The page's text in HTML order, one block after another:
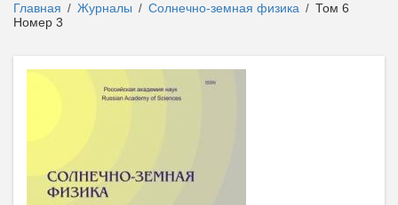
Главная / Журналы / Солнечно-земная физика / Том 6
Номер 3